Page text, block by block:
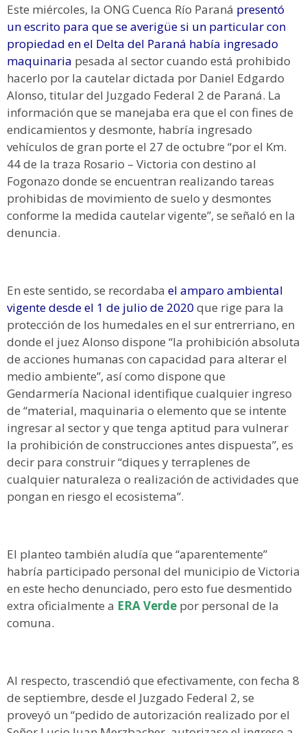
Este miércoles, la ONG Cuenca Río Paraná presentó
un escrito para que se averigüe si un particular con
propiedad en el Delta del Paraná había ingresado
maquinaria pesada al sector cuando está prohibido
hacerlo por la cautelar dictada por Daniel Edgardo
Alonso, titular del Juzgado Federal 2 de Paraná. La
información que se manejaba era que el con fines de
endicamientos y desmonte, habría ingresado
vehículos de gran porte el 27 de octubre “por el Km.
44 de la traza Rosario – Victoria con destino al
Fogonazo donde se encuentran realizando tareas
prohibidas de movimiento de suelo y desmontes
conforme la medida cautelar vigente”, se señaló en la
denuncia.
En este sentido, se recordaba el amparo ambiental
vigente desde el 1 de julio de 2020 que rige para la
protección de los humedales en el sur entrerriano, en
donde el juez Alonso dispone “la prohibición absoluta
de acciones humanas con capacidad para alterar el
medio ambiente”, así como dispone que
Gendarmería Nacional identifique cualquier ingreso
de “material, maquinaria o elemento que se intente
ingresar al sector y que tenga aptitud para vulnerar
la prohibición de construcciones antes dispuesta”, es
decir para construir “diques y terraplenes de
cualquier naturaleza o realización de actividades que
pongan en riesgo el ecosistema”.
El planteo también aludía que “aparentemente”
habría participado personal del municipio de Victoria
en este hecho denunciado, pero esto fue desmentido
extra oficialmente a ERA Verde por personal de la
comuna.
Al respecto, trascendió que efectivamente, con fecha 8
de septiembre, desde el Juzgado Federal 2, se
proveyó un “pedido de autorización realizado por el